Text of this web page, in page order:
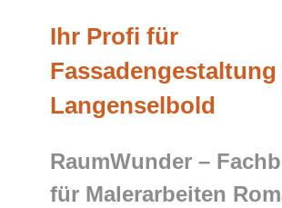
Ihr Profi für
Fassadengestaltung
Langenselbold
RaumWunder –
für Malerarbeiten